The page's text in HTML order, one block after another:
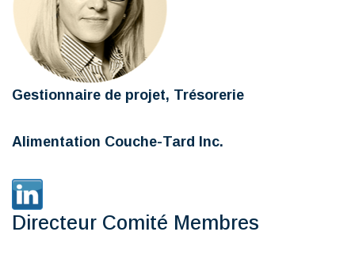
Gestionnaire de projet, Trésorerie
Alimentation Couche-Tard Inc.
Directeur Comité Membres